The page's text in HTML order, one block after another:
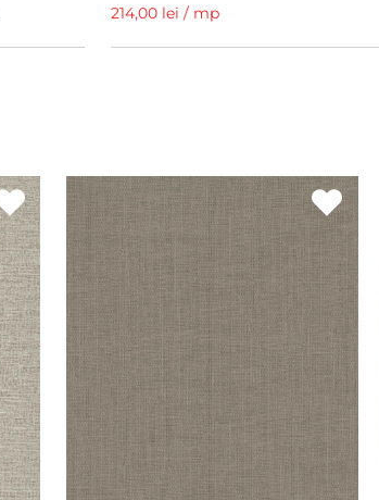
214,00 lei / mp